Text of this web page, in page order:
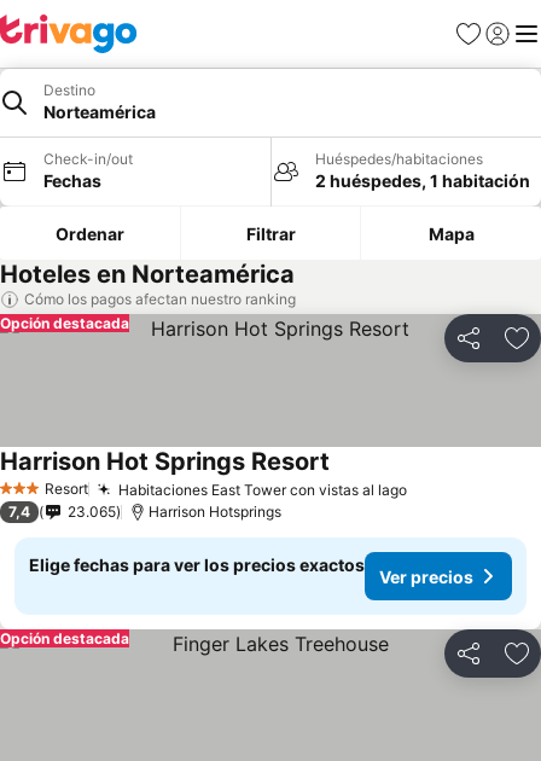
Favoritos
Iniciar
Destino
Norteamérica
Check-in/out
Fechas
Huéspedes/habitaciones
2 huéspedes, 1 habitación
Ordenar Filtrar Mapa
Hoteles en Norteamérica
Cómo los pagos afectan nuestro ranking
Compartir
Opción destacada
3 EstrellasResort Habitaciones East Tower con vistas al lago
Harrison Hot Springs Resort
7,4 23.065 Harrison Hotsprings
Elige fechas para ver los precios exactos
Ver precios
Compartir
Opción destacada